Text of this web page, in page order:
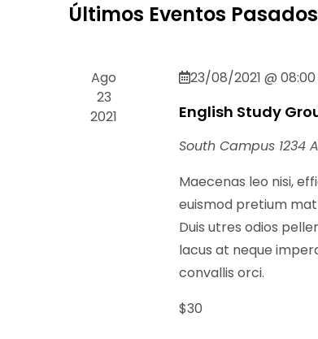
clave.
Últimos Eventos Pasados
Ago
23
2021
23/08/2021 @ 08:00
English Study
South Campus 1234
Maecenas leo nisi,
euismod pretium
Duis utres odios
lacus at neque
convallis orci.
$30